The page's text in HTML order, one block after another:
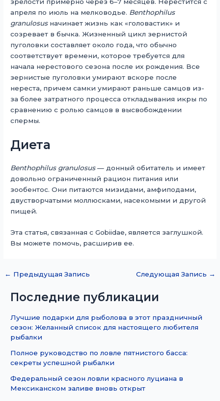
апреля по июль на мелководье. Benthophilus
granulosusначинает жизнь как «головастик» и
созревает в бычка. Жизненный цикл зернистой
пуголовки составляет около года, что обычно
соответствует времени, которое требуется для
начала нерестового сезона после их рождения. Все
зернистые пуголовки умирают вскоре после
нереста, причем самки умирают раньше самцов из-
за более затратного процесса откладывания икры по
сравнению с ролью самцов в высвобождении
спермы.
Диета
Benthophilus granulosus— донный обитатель и имеет
довольно ограниченный рацион питания или
зообентос. Они питаются мизидами, амфиподами,
двустворчатыми моллюсками, насекомыми и другой
пищей.
Эта статья, связанная с Gobiidae, является заглушкой.
Вы можете помочь, расширив ее.
← Предыдущая Запись Следующая Запись →
Последние публикации
Лучшие подарки для рыболова в этот праздничный
сезон: Желанный список для настоящего любителя
рыбалки
Полное руководство по ловле пятнистого басса:
секреты успешной рыбалки
Федеральный сезон ловли красного луциана в
Мексиканском заливе вновь открыт